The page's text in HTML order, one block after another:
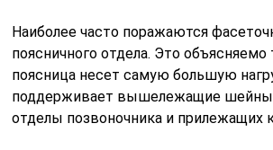
Наиболее часто поражаются
поясничного отдела. Это объясняемо
поясница несет самую большую
поддерживает вышележащие
отделы позвоночника и прилежащих